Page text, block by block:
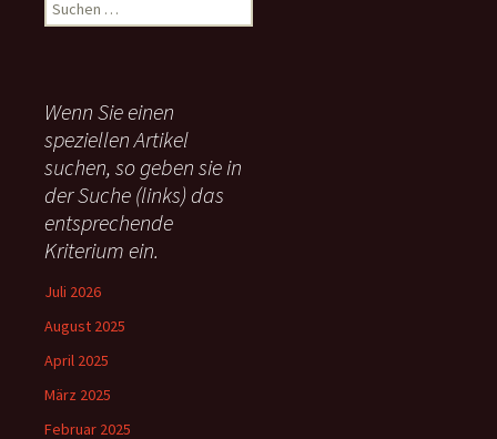
u
n
n
a
c
:
Wenn Sie einen
speziellen Artikel
suchen, so geben sie in
der Suche (links) das
entsprechende
Kriterium ein.
Juli 2026
August 2025
April 2025
März 2025
Februar 2025